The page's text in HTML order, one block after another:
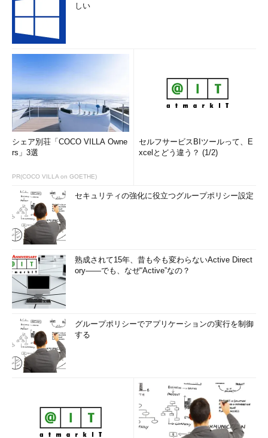
しい
シェア別荘「COCO VILLA Owne
rs」3選
PR(COCO VILLA on GOETHE)
セルフサービスBIツールって、E
xcelとどう違う？ (1/2)
セキュリティの強化に役立つグループポリシー設定
熟成されて15年、昔も今も変わらないActive Direct
ory――でも、なぜ“Active”なの？
グループポリシーでアプリケーションの実行を制御
する